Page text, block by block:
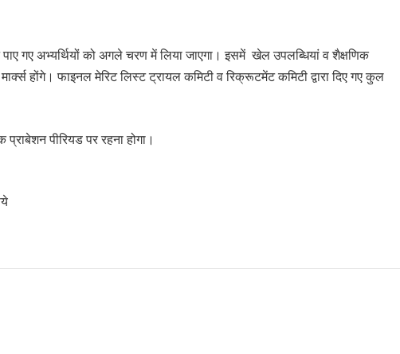
गए अभ्यर्थियों को अगले चरण में लिया जाएगा। इसमें खेल उपलब्धियां व शैक्षणिक
होंगे। फाइनल मेरिट लिस्ट ट्रायल कमिटी व रिक्रूटमेंट कमिटी द्वारा दिए गए कुल
पीरियड पर रहना होगा।